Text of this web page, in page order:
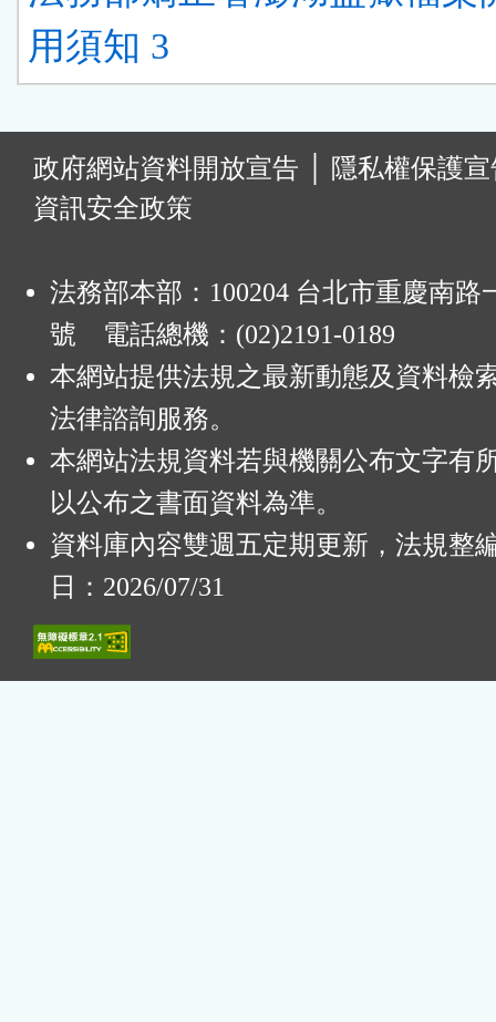
用須知 3
政府網站資料開放宣告
隱私權保護
資訊安全政策
法務部本部：100204 台北市重慶南路
號 電話總機：(02)2191-0189
本網站提供法規之最新動態及資料檢
法律諮詢服務。
本網站法規資料若與機關公布文字有
以公布之書面資料為準。
資料庫內容雙週五定期更新，法規整
日：2026/07/31